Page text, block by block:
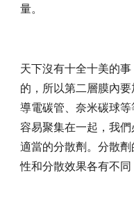
量。
天下沒有十全十美的
的，所以第二層膜內要
導電碳管、奈米碳球
容易聚集在一起，我
適當的分散劑。分散
性和分散效果各有不同